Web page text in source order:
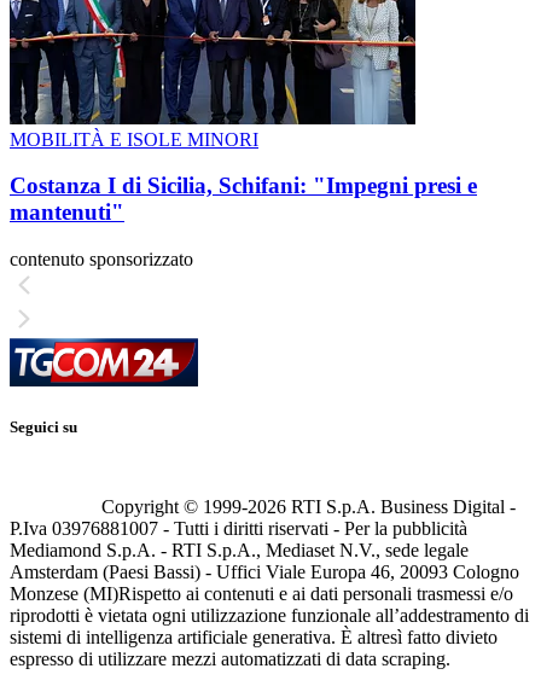
MOBILITÀ E ISOLE MINORI
Costanza I di Sicilia, Schifani: "Impegni presi e
mantenuti"
contenuto sponsorizzato
Seguici su
Copyright © 1999-2026 RTI S.p.A. Business Digital -
P.Iva 03976881007 - Tutti i diritti riservati - Per la pubblicità
Mediamond S.p.A. - RTI S.p.A., Mediaset N.V., sede legale
Amsterdam (Paesi Bassi) - Uffici Viale Europa 46, 20093 Cologno
Monzese (MI)Rispetto ai contenuti e ai dati personali trasmessi e/o
riprodotti è vietata ogni utilizzazione funzionale all’addestramento di
sistemi di intelligenza artificiale generativa. È altresì fatto divieto
espresso di utilizzare mezzi automatizzati di data scraping.